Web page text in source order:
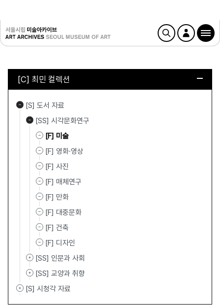
[C] 최민 컬렉션
[S] 도서 자료
[SS] 시각문화연구
[F] 미술
[F] 영화·영상
[F] 사진
[F] 매체연구
[F] 만화
[F] 대중문화
[F] 건축
[F] 디자인
[SS] 인문과 사회
[SS] 교양과 취향
[S] 시청각 자료